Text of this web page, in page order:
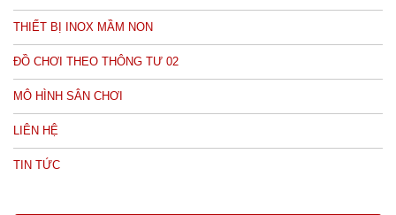
THIẾT BỊ INOX MẦM NON
ĐỒ CHƠI THEO THÔNG TƯ 02
MÔ HÌNH SÂN CHƠI
LIÊN HỆ
TIN TỨC